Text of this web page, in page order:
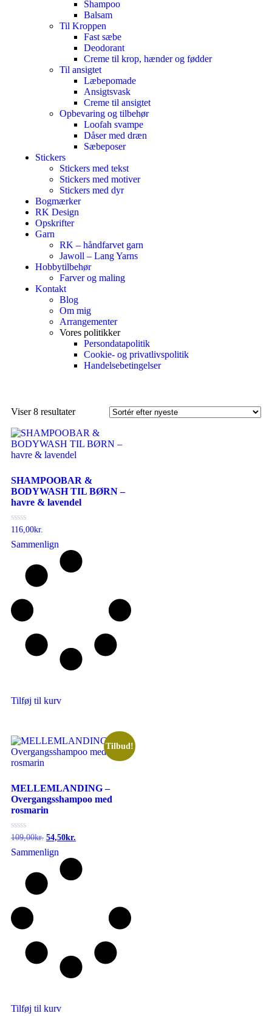
Shampoo
Balsam
Til Kroppen
Fast sæbe
Deodorant
Creme til krop, hænder og fødder
Til ansigtet
Læbepomade
Ansigtsvask
Creme til ansigtet
Opbevaring og tilbehør
Loofah svampe
Dåser med dræn
Sæbeposer
Stickers
Stickers med tekst
Stickers med motiver
Stickers med dyr
Bogmærker
RK Design
Opskrifter
Garn
RK – håndfarvet garn
Jawoll – Lang Yarns
Hobbytilbehør
Farver og maling
Kontakt
Blog
Om mig
Arrangementer
Vores politikker
Persondatapolitik
Cookie- og privatlivspolitik
Handelsebetingelser
Viser 8 resultater
SHAMPOOBAR &
BODYWASH TIL BØRN –
havre & lavendel
Vurderet
ud
116,00kr.
Sammenlign
Tilføj til kurv
Tilbud!
MELLEMLANDING –
Overgangsshampoo med
rosmarin
Vurderet
ud
109,00kr. 54,50kr.
Sammenlign
Tilføj til kurv